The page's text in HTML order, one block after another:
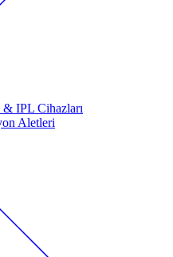
IPL Cihazları
Aletleri